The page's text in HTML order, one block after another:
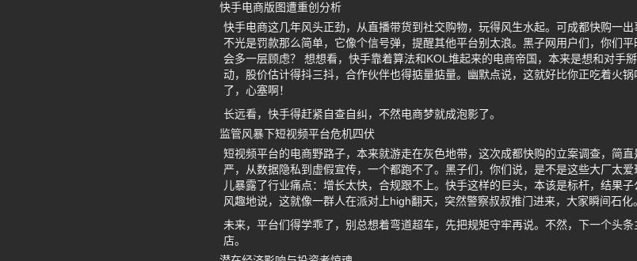
快手电商版图遭重创分析
快手电商这几年风头正劲，从直播带货到社交购物，玩得风生水起。可成都快购一
不光是罚款那么简单，它像个信号弹，提醒其他平台别太浪。黑子网用户们，你们
会多一层顾虑？ 想想看，快手靠着算法和KOL堆起来的电商帝国，本来是想和对手
动，股价估计得抖三抖，合作伙伴也得掂量掂量。幽默点说，这就好比你正吃着火
了，心塞啊！
长远看，快手得赶紧自查自纠，不然电商梦就成泡影了。
监管风暴下短视频平台危机四伏
短视频平台的电商野路子，本来就游走在灰色地带，这次成都快购的立案调查，简
严，从数据隐私到虚假宣传，一个都跑不了。黑子们，你们说，是不是这些大厂太
儿暴露了行业痛点：增长太快，合规跟不上。快手这样的巨头，本该是标杆，结果子
风趣地说，这就像一群人在派对上high翻天，突然警察叔叔推门进来，大家瞬间石化。
未来，平台们得学乖了，别总想着弯道超车，先把规矩守牢再说。不然，下一个头
店。